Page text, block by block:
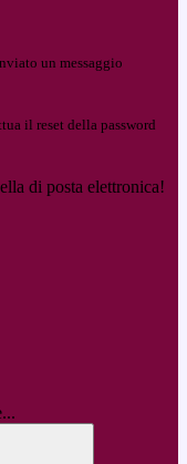
un messaggio
il reset della password
di posta elettronica!